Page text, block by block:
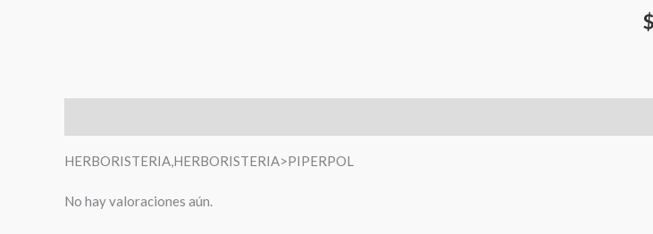
$
HERBORISTERIA,HERBORISTERIA>PIPERPOL
No hay valoraciones aún.